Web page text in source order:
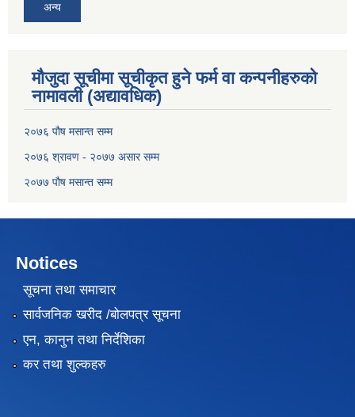
अन्य
मौजुदा सूचीमा सूचीकृत हुने फर्म वा कन्पनीहरुको
नामावली (अद्यावधिक)
२०७६ पौष मसान्त सम्म
२०७६ श्रावण - २०७७ असार सम्म
२०७७ पौष मसान्त सम्म
Notices
सूचना तथा समाचार
सार्वजनिक खरीद /बोलपत्र सूचना
एन, कानुन तथा निर्देशिका
कर तथा शुल्कहरु